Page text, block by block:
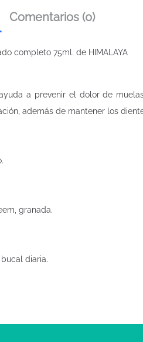
Comentarios (0)
completo 75ml. de HIMALAYA
a prevenir el dolor de
además de mantener los
granada.
diaria.